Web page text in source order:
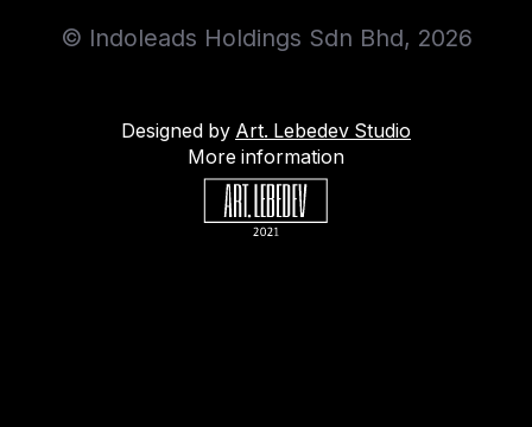
© Indoleads Holdings Sdn Bhd, 2026
Designed by Art. Lebedev Studio
More information